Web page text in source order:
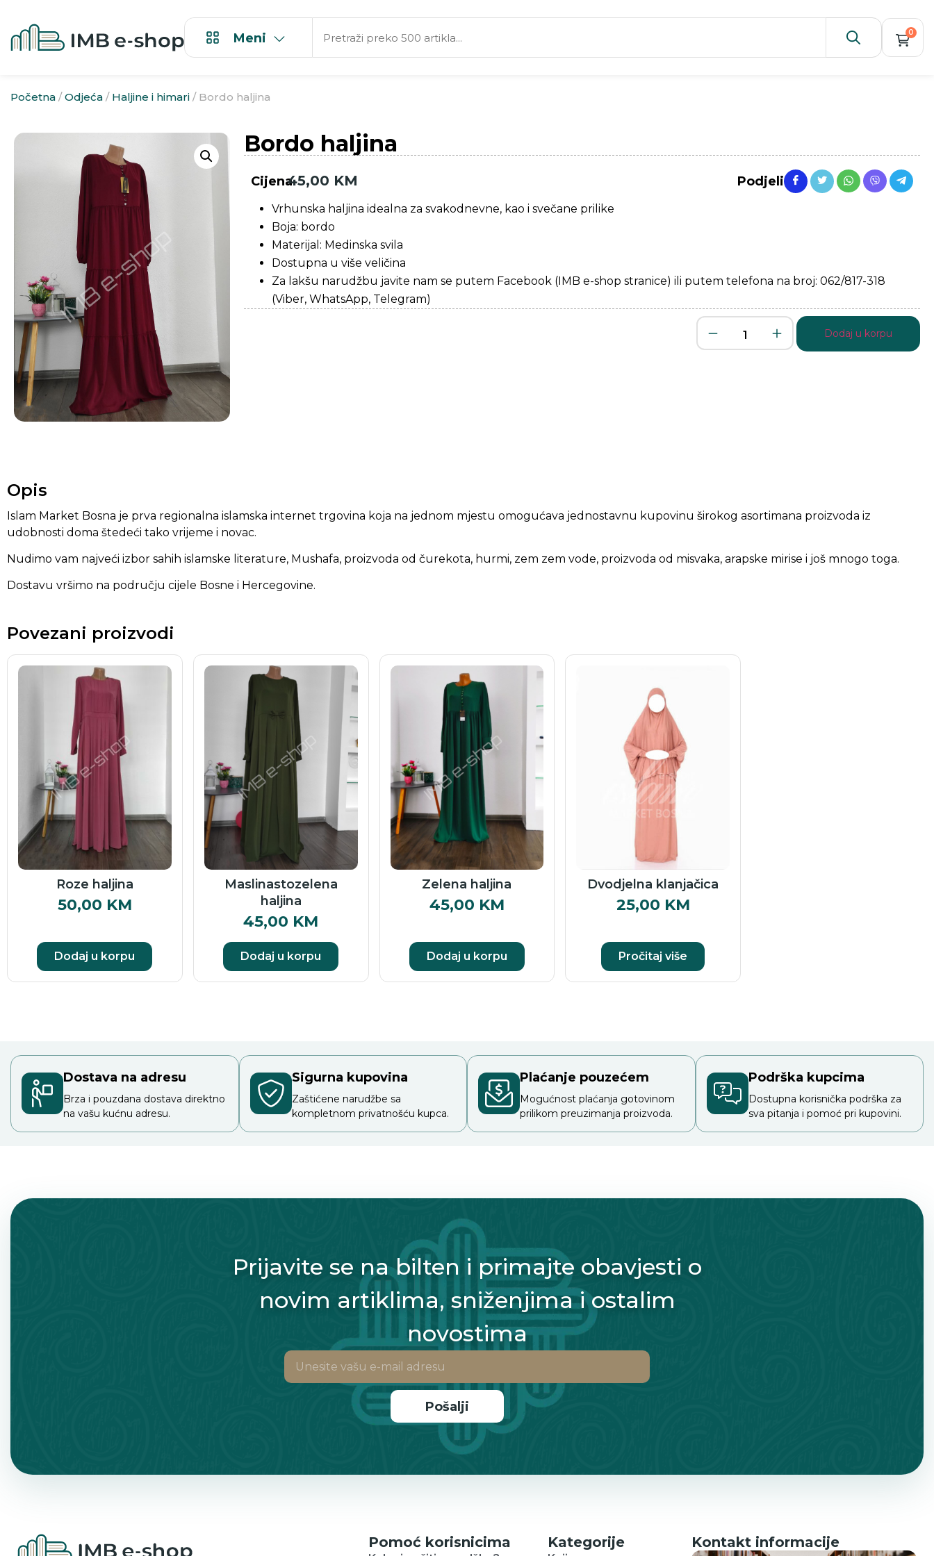
Meni 0
Početna /Odjeća / Haljine i himari / Bordo haljina
Bordo haljina
Cijena45,00 KM Podjeli
Vrhunska haljina idealna za svakodnevne, kao i svečane prilike
Boja: bordo
Materijal: Medinska svila
Dostupna u više veličina
Za lakšu narudžbu javite nam se putem Facebook (IMB e-shop stranice) ili putem telefona na broj: 062/817-318
(Viber, WhatsApp, Telegram)
Dodaj u korpu
Opis
Islam Market Bosna je prva regionalna islamska internet trgovina koja na jednom mjestu omogućava jednostavnu kupovinu širokog asortimana proizvoda iz
udobnosti doma štedeći tako vrijeme i novac.
Nudimo vam najveći izbor sahih islamske literature, Mushafa, proizvoda od čurekota, hurmi, zem zem vode, proizvoda od misvaka, arapske mirise i još mnogo toga.
Dostavu vršimo na području cijele Bosne i Hercegovine.
Povezani proizvodi
Roze haljina
50,00 KM
Dodaj u korpu
Maslinastozelena
haljina
45,00 KM
Dodaj u korpu
Zelena haljina
45,00 KM
Dodaj u korpu
Dvodjelna klanjačica
25,00 KM
Pročitaj više
Dostava na adresu
Brza i pouzdana dostava direktno
na vašu kućnu adresu.
Sigurna kupovina
Zaštićene narudžbe sa
kompletnom privatnošću kupca.
Plaćanje pouzećem
Mogućnost plaćanja gotovinom
prilikom preuzimanja proizvoda.
Podrška kupcima
Dostupna korisnička podrška za
sva pitanja i pomoć pri kupovini.
Prijavite se na bilten i primajte obavjesti o
novim artiklima, sniženjima i ostalim
novostima
Pošalji
Pomoć korisnicima Kategorije Kontakt informacije